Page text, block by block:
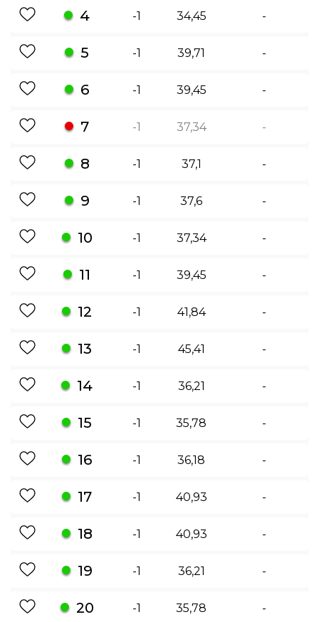
4 -1 34,45 -
5 -1 39,71 -
6 -1 39,45 -
7 -1 37,34 -
8 -1 37,1 -
9 -1 37,6 -
10 -1 37,34 -
11 -1 39,45 -
12 -1 41,84 -
13 -1 45,41 -
14 -1 36,21 -
15 -1 35,78 -
16 -1 36,18 -
17 -1 40,93 -
18 -1 40,93 -
19 -1 36,21 -
20 -1 35,78 -